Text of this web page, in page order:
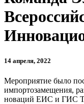
14 апреля, 2022
Мероприятие было
импортозамещения,
новаций ЕИС и ГИС